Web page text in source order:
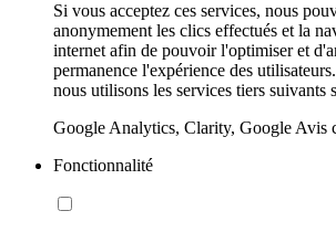
Si vous acceptez ces services, nous
anonymement les clics effectués et la
internet afin de pouvoir l'optimiser et
permanence l'expérience des
nous utilisons les services tiers suivants
Google Analytics, Clarity, Google Avis
Fonctionnalité